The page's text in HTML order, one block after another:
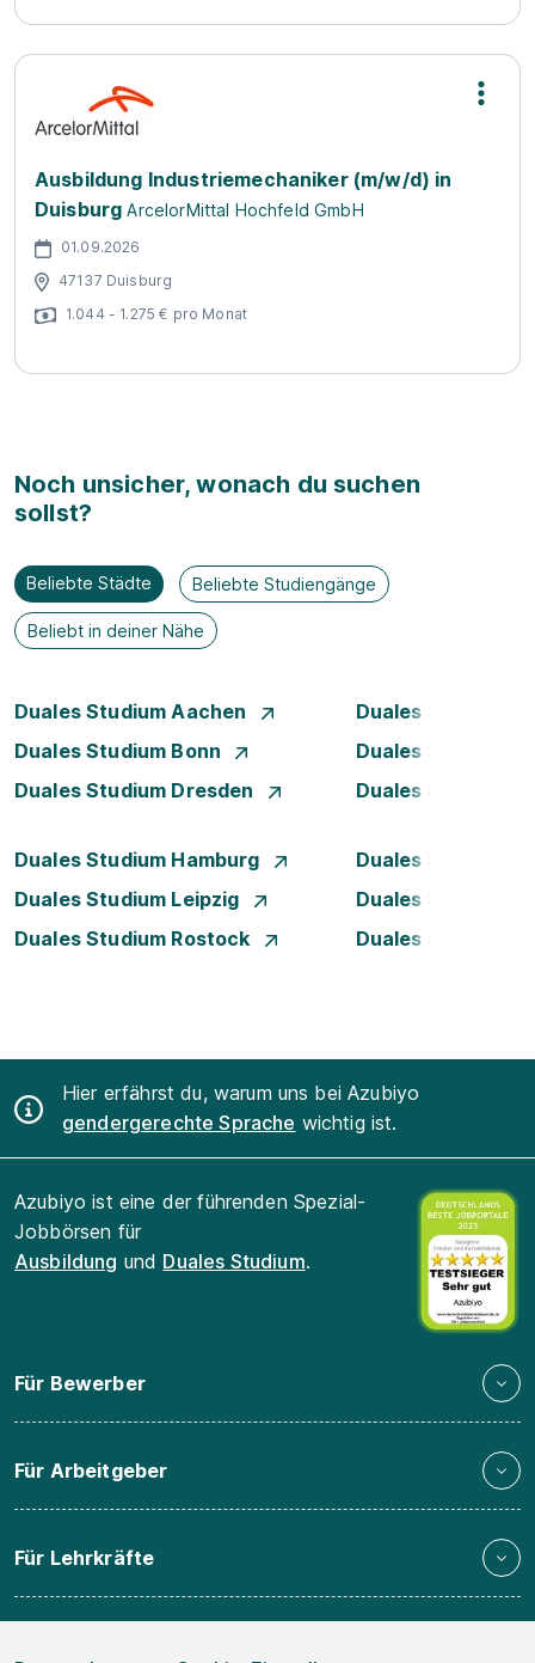
Ausbildung Industriemechaniker (m/w/d) in
Duisburg ArcelorMittal Hochfeld GmbH
01.09.2026
47137 Duisburg
1.044 - 1.275 € pro Monat
Noch unsicher, wonach du suchen
sollst?
Beliebte Städte Beliebte Studiengänge
Beliebt in deiner Nähe
Duales Studium Aachen
Duales Studium
Duales Studium Bonn
Duales Studium
Duales Studium Dresden
Duales Studium
Duales Studium Hamburg
Duales Studium
Duales Studium Leipzig
Duales Studium
Duales Studium Rostock
Duales Studium
Hier erfährst du, warum uns bei Azubiyo
gendergerechte Sprache wichtig ist.
Azubiyo ist eine der führenden Spezial-
Jobbörsen für
Ausbildung und Duales Studium.
Für Bewerber
Für Arbeitgeber
Für Lehrkräfte